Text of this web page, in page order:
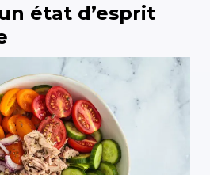
état d’esprit